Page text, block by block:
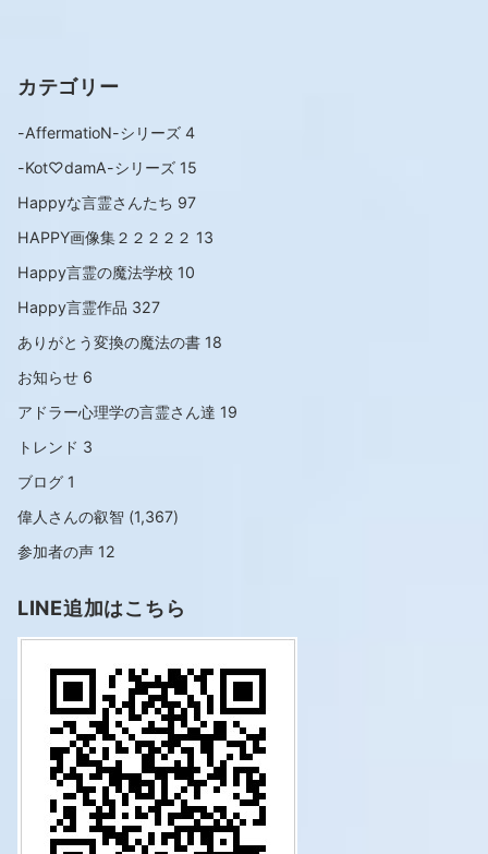
カテゴリー
-AffermatioN-シリーズ 4
-Kot♡damA-シリーズ 15
Happyな言霊さんたち 97
HAPPY画像集２２２２２ 13
Happy言霊の魔法学校 10
Happy言霊作品 327
ありがとう変換の魔法の書 18
お知らせ 6
アドラー心理学の言霊さん達 19
トレンド 3
ブログ 1
偉人さんの叡智 (1,367)
参加者の声 12
LINE追加はこちら